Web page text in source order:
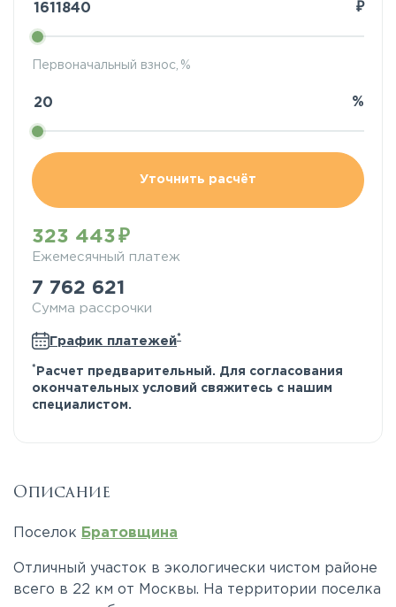
₽
Первоначальный взнос, %
%
Уточнить расчёт
323 443
Ежемесячный платеж
7 762 621
Сумма рассрочки
График платежей*
* Расчет предварительный. Для согласования
окончательных условий свяжитесь с нашим
специалистом.
Описание
Поселок Братовщина
Отличный участок в экологически чистом районе
всего в 22 км от Москвы. На территории поселка